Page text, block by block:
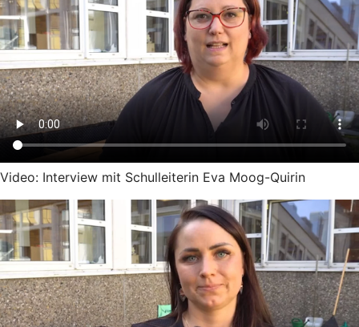
Video: Interview mit Schulleiterin Eva Moog-Quirin